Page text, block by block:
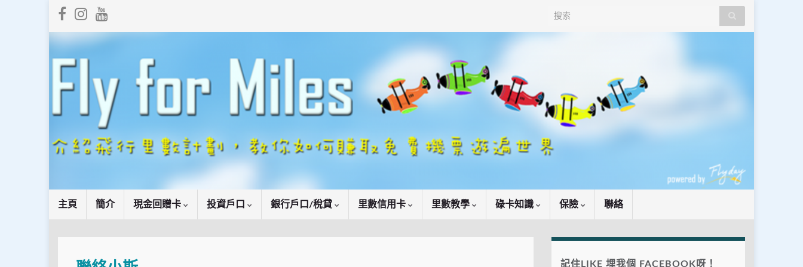
Search for:
主頁 簡介 現金回贈卡 投資戶口 銀行戶口/稅貸 里數信用卡 里數教學 碌卡知識 保險 聯絡
記住LIKE 埋我個 FACEBOOK呀！